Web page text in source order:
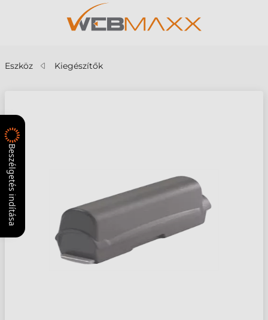
Eszköz Kiegészítők
Beszélgetés indítása